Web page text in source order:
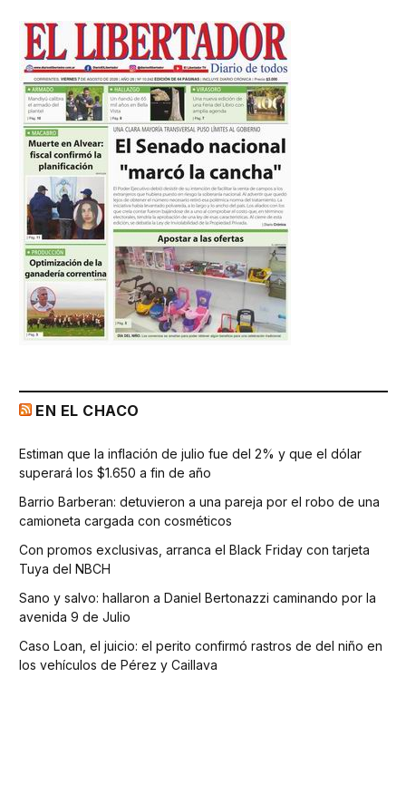
EN EL CHACO
Estiman que la inflación de julio fue del 2% y que el dólar
superará los $1.650 a fin de año
Barrio Barberan: detuvieron a una pareja por el robo de una
camioneta cargada con cosméticos
Con promos exclusivas, arranca el Black Friday con tarjeta
Tuya del NBCH
Sano y salvo: hallaron a Daniel Bertonazzi caminando por la
avenida 9 de Julio
Caso Loan, el juicio: el perito confirmó rastros de del niño en
los vehículos de Pérez y Caillava